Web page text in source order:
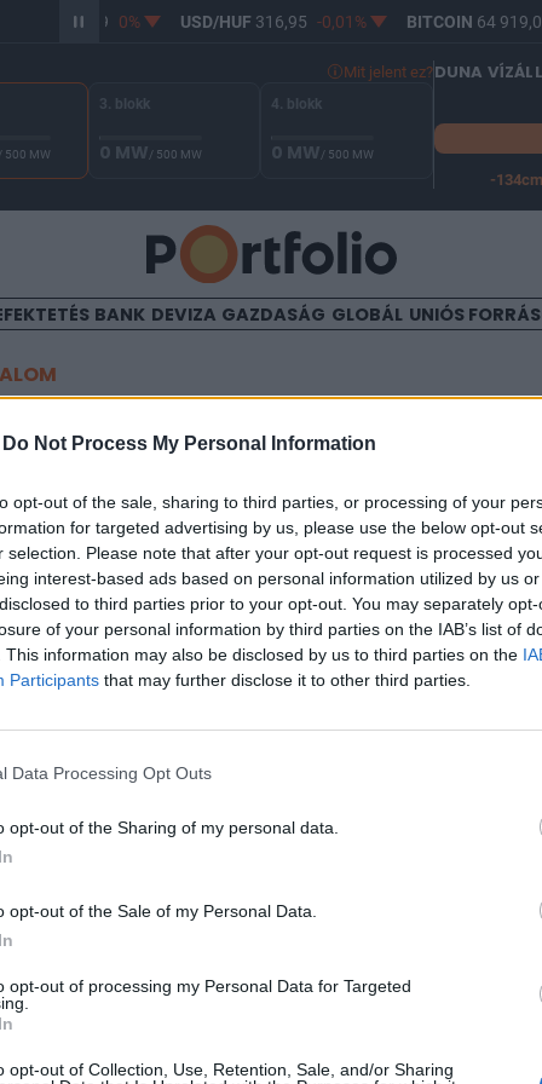
Do Not Process My Personal Information
opt-out of the sale, sharing to third parties, or processing of your
for targeted advertising by us, please use the below opt-out
selection. Please note that after your opt-out request is processed
interest-based ads based on personal information utilized by us
to third parties prior to your opt-out. You may separately
of your personal information by third parties on the IAB’s list of
This information may also be disclosed by us to third parties on the
Participants that may further disclose it to other third parties.
Data Processing Opt Outs
opt-out of the Sharing of my personal data.
opt-out of the Sale of my Personal Data.
opt-out of processing my Personal Data for Targeted
opt-out of Collection, Use, Retention, Sale, and/or Sharing
365,39 0% USD/HUF316,95 -0,01% BITCOIN64 919,02
Mit jelent ez?
/ 500 MW
3. blokk
0 MW/ 500 MW
4. blokk
0 MW/ 500 MW
DUNA
-134cm
BANK DEVIZA GAZDASÁG GLOBÁL UNIÓS
csaták jöhetnek a bikák
során kedvező teljesítményt felmutató amerikai
határidők eredőjeként a pozitív tartományokban
az elmúlt hetek során a DAX alulteljesítését láthattunk, ahol
Egyrészt a 2009 óta tartó emelkedés 61,8%-os Fibonacci szintje
es fordított fej-váll nyakvonalát teszteltük vissza,
portfolio.hu hírarchívumához tartozik, melynek olvasása
cikkarchívum